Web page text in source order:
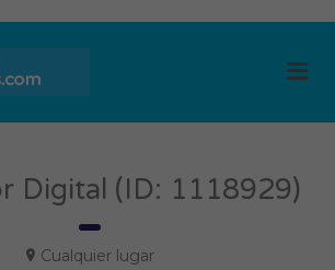
Digital (ID: 1118929)
Cualquier lugar